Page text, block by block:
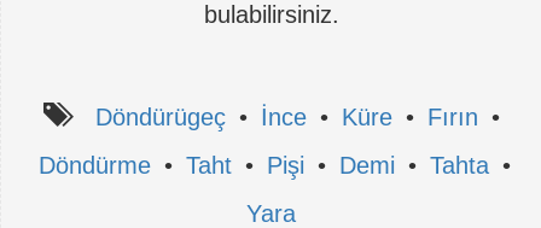
bulabilirsiniz.
Döndürügeç • İnce • Küre • Fırın •
Döndürme • Taht • Pişi • Demi • Tahta •
Yara